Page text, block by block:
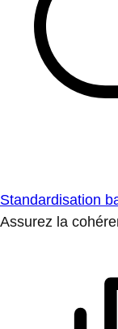
Standardisation
Assurez la